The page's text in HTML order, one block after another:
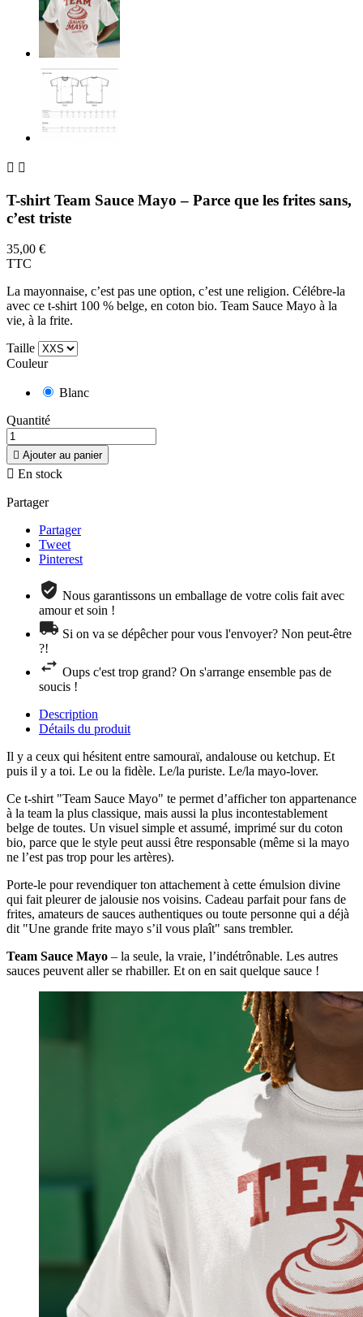
 
T-shirt Team Sauce Mayo – Parce que les frites sans,
c’est triste
35,00 €
TTC
La mayonnaise, c’est pas une option, c’est une religion. Célébre-la
avec ce t-shirt 100 % belge, en coton bio. Team Sauce Mayo à la
vie, à la frite.
Taille
Couleur
Blanc
Quantité
 Ajouter au panier
 En stock
Partager
Partager
Tweet
Pinterest
Nous garantissons un emballage de votre colis fait avec
amour et soin !
Si on va se dépêcher pour vous l'envoyer? Non peut-être
?!
Oups c'est trop grand? On s'arrange ensemble pas de
soucis !
Description
Détails du produit
Il y a ceux qui hésitent entre samouraï, andalouse ou ketchup. Et
puis il y a toi. Le ou la fidèle. Le/la puriste. Le/la mayo-lover.
Ce t-shirt "Team Sauce Mayo" te permet d’afficher ton appartenance
à la team la plus classique, mais aussi la plus incontestablement
belge de toutes. Un visuel simple et assumé, imprimé sur du coton
bio, parce que le style peut aussi être responsable (même si la mayo
ne l’est pas trop pour les artères).
Porte-le pour revendiquer ton attachement à cette émulsion divine
qui fait pleurer de jalousie nos voisins. Cadeau parfait pour fans de
frites, amateurs de sauces authentiques ou toute personne qui a déjà
dit "Une grande frite mayo s’il vous plaît" sans trembler.
Team Sauce Mayo – la seule, la vraie, l’indétrônable. Les autres
sauces peuvent aller se rhabiller. Et on en sait quelque sauce !